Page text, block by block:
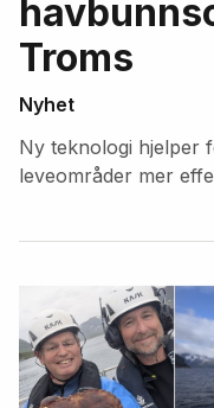
Troms
Nyhet
Ny teknologi hjelper
leveområder mer